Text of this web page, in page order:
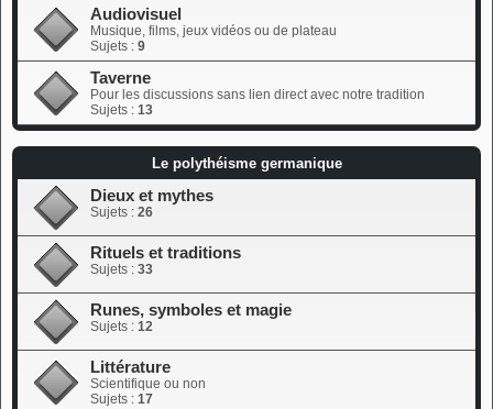
Audiovisuel
Musique, films, jeux vidéos ou de plateau
Sujets : 9
Taverne
Pour les discussions sans lien direct avec notre tradition
Sujets : 13
Le polythéisme germanique
Dieux et mythes
Sujets : 26
Rituels et traditions
Sujets : 33
Runes, symboles et magie
Sujets : 12
Littérature
Scientifique ou non
Sujets : 17